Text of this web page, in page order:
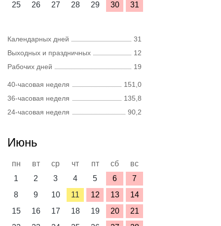
25
26 27 28 29 30 31
Календарных дней
31
Выходных и праздничных
12
Рабочих дней
19
40-часовая неделя
151,0
36-часовая неделя
135,8
24-часовая неделя
90,2
Июнь
пн вт ср чт пт сб
вс
1
2 3 4 5 6
7
8
9 10 11 12 13
14
15
16 17 18 19 20
21